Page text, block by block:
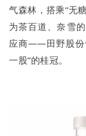
气森林，搭乘“无
为茶百道、奈雪
应商——田野股份
一股”的桂冠。